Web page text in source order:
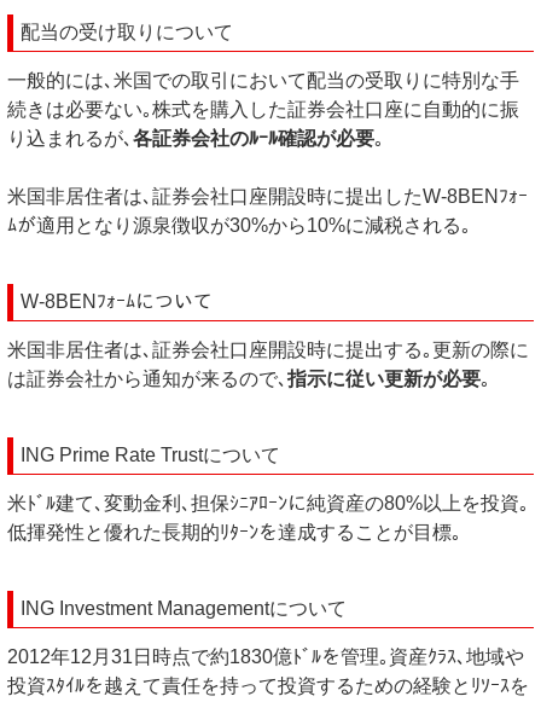
配当の受け取りについて
一般的には､米国での取引において配当の受取りに特別な手
続きは必要ない｡株式を購入した証券会社口座に自動的に振
り込まれるが､ 各証券会社のﾙｰﾙ確認が必要｡
米国非居住者は､証券会社口座開設時に提出したW-8BENﾌｫｰ
ﾑが適用となり源泉徴収が30%から10%に減税される｡
W-8BENﾌｫｰﾑについて
米国非居住者は､証券会社口座開設時に提出する｡更新の際に
は証券会社から通知が来るので､ 指示に従い更新が必要｡
ING Prime Rate Trustについて
米ﾄﾞﾙ建て､変動金利､担保ｼﾆｱﾛｰﾝに純資産の80%以上を投資｡
低揮発性と優れた長期的ﾘﾀｰﾝを達成することが目標｡
ING Investment Managementについて
2012年12月31日時点で約1830億ﾄﾞﾙを管理｡資産ｸﾗｽ､地域や
投資ｽﾀｲﾙを越えて責任を持って投資するための経験とﾘｿｰｽを